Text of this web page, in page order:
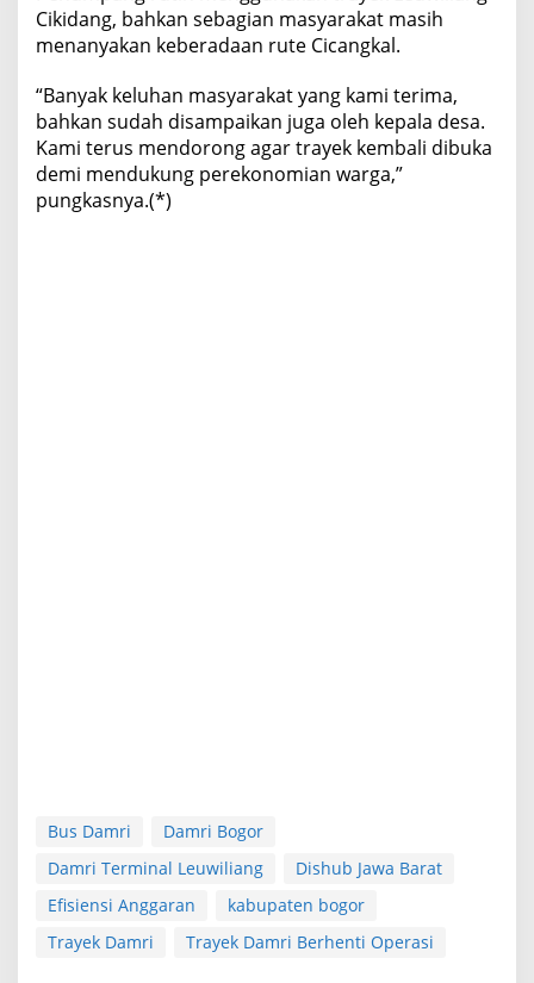
Cikidang, bahkan sebagian masyarakat masih
menanyakan keberadaan rute Cicangkal.
“Banyak keluhan masyarakat yang kami terima,
bahkan sudah disampaikan juga oleh kepala desa.
Kami terus mendorong agar trayek kembali dibuka
demi mendukung perekonomian warga,”
pungkasnya.(*)
Bus Damri
Damri Bogor
Damri Terminal Leuwiliang
Dishub Jawa Barat
Efisiensi Anggaran
kabupaten bogor
Trayek Damri
Trayek Damri Berhenti Operasi